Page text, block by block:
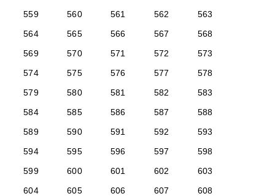
559
560 561 562
563
564
565 566 567
568
569
570 571 572
573
574
575 576 577
578
579
580 581 582
583
584
585 586 587
588
589
590 591 592
593
594
595 596 597
598
599
600 601 602
603
604
605 606 607
608